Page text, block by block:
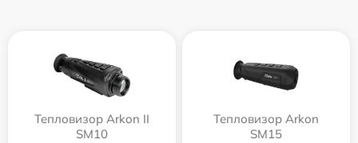
Тепловизор Arkon II
SM10
Тепловизор Arkon
SM15